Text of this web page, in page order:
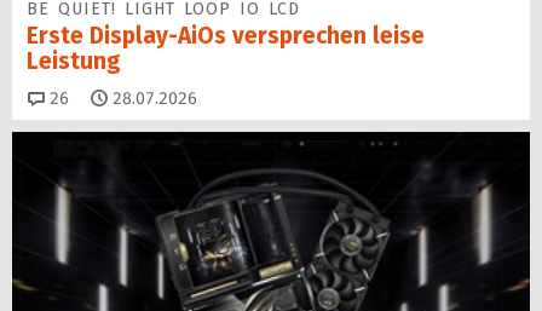
BE QUIET! LIGHT LOOP IO LCD
Erste Display-AiOs versprechen leise
Leistung
26 Kommentare
28.07.2026